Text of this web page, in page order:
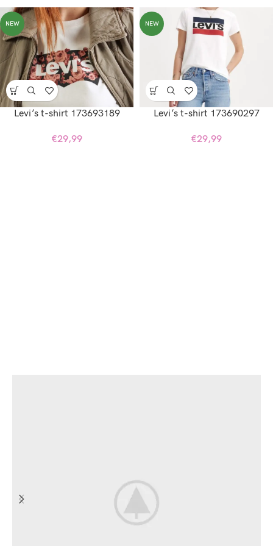
NEW
Levi’s t-shirt 173693189
€29,99
NEW
Levi’s t-shirt 173690297
€29,99